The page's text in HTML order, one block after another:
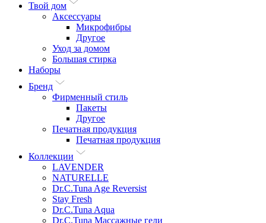
Твой дом
Аксессуары
Микрофибры
Другое
Уход за домом
Большая стирка
Наборы
Бренд
Фирменный стиль
Пакеты
Другое
Печатная продукция
Печатная продукция
Коллекции
LAVENDER
NATURELLE
Dr.C.Tuna Age Reversist
Stay Fresh
Dr.C.Tuna Aqua
Dr.C.Tuna Массажные гели